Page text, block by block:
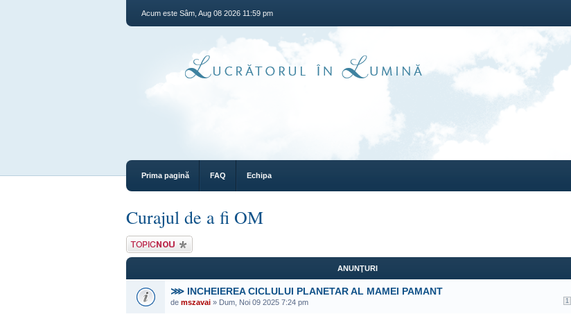
Acum este Sâm, Aug 08 2026 11:59 pm
Prima pagină FAQ Echipa
Curajul de a fi OM
Scrie un subiect
nou
ANUNŢURI
⋙ INCHEIEREA CICLULUI PLANETAR AL MAMEI PAMANT
1
de mszavai » Dum, Noi 09 2025 7:24 pm